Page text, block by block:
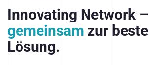
Innovating Network –
gemeinsam zur
Lösung.